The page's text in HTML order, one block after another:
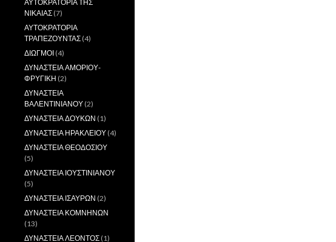
ΑΥΤΟΚΡΑΤΟΡΙΑ ΤΗΣ
ΝΙΚΑΙΑΣ (7)
ΑΥΤΟΚΡΑΤΟΡΙΑ
ΤΡΑΠΕΖΟΥΝΤΑΣ (4)
ΔΙΩΓΜΟΙ (4)
ΔΥΝΑΣΤΕΙΑ ΑΜΟΡΙΟΥ-
ΦΡΥΓΙΚΗ (2)
ΔΥΝΑΣΤΕΙΑ
ΒΑΛΕΝΤΙΝΙΑΝΟΥ (2)
ΔΥΝΑΣΤΕΙΑ ΔΟΥΚΩΝ (1)
ΔΥΝΑΣΤΕΙΑ ΗΡΑΚΛΕΙΟΥ (4)
ΔΥΝΑΣΤΕΙΑ ΘΕΟΔΟΣΙΟΥ
(5)
ΔΥΝΑΣΤΕΙΑ ΙΟΥΣΤΙΝΙΑΝΟΥ
(5)
ΔΥΝΑΣΤΕΙΑ ΙΣΑΥΡΩΝ (2)
ΔΥΝΑΣΤΕΙΑ ΚΟΜΝΗΝΩΝ
(13)
ΔΥΝΑΣΤΕΙΑ ΛΕΟΝΤΟΣ (1)